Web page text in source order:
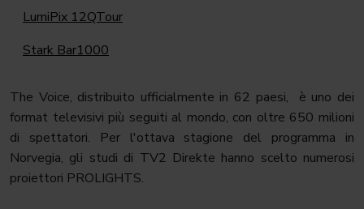
LumiPix 12QTour
Stark Bar1000
The Voice, distribuito ufficialmente in 62 paesi, è uno dei
format televisivi più seguiti al mondo, con oltre 650 milioni
di spettatori. Per l'ottava stagione del programma in
Norvegia, gli studi di TV2 Direkte hanno scelto numerosi
proiettori PROLIGHTS.